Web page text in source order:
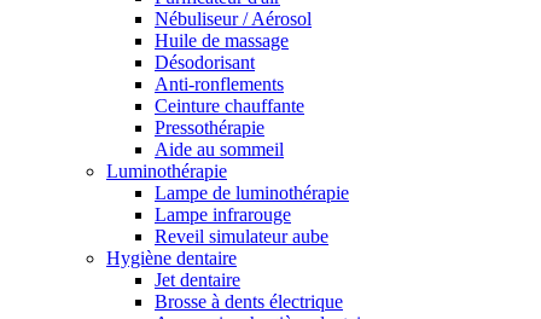
Nébuliseur / Aérosol
Huile de massage
Désodorisant
Anti-ronflements
Ceinture chauffante
Pressothérapie
Aide au sommeil
Luminothérapie
Lampe de luminothérapie
Lampe infrarouge
Reveil simulateur aube
Hygiène dentaire
Jet dentaire
Brosse à dents électrique